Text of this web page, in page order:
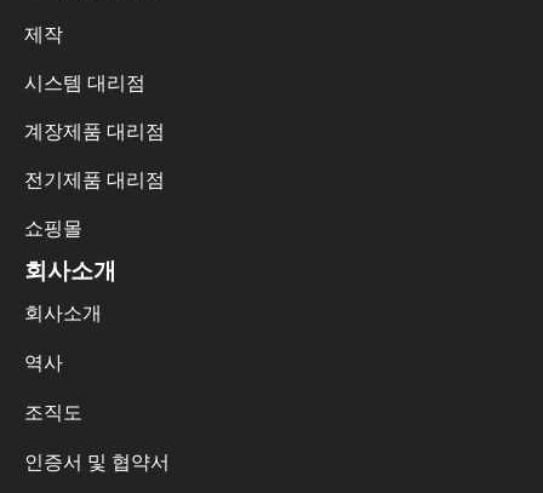
제작
시스템 대리점
계장제품 대리점
전기제품 대리점
쇼핑몰
회사소개
회사소개
역사
조직도
인증서 및 협약서